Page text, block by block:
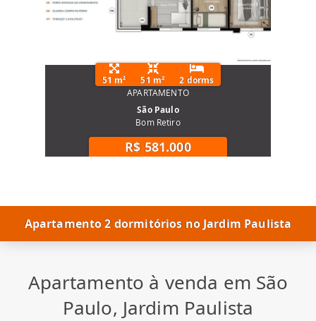
51 m² 51 m²
2 dorms
APARTAMENTO
São Paulo
Bom Retiro
R$ 581.000
Apartamento 2 dormitórios no Jardim Paulista
Apartamento à venda em São
Paulo, Jardim Paulista